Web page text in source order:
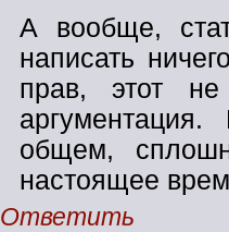
А вообще,
написать
прав, этот
общем,
настоящее
Ответить